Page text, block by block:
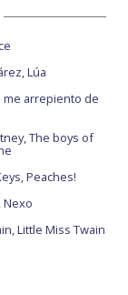
Lúa
me arrepiento de
The boys of
Peaches!
Nexo
Little Miss Twain